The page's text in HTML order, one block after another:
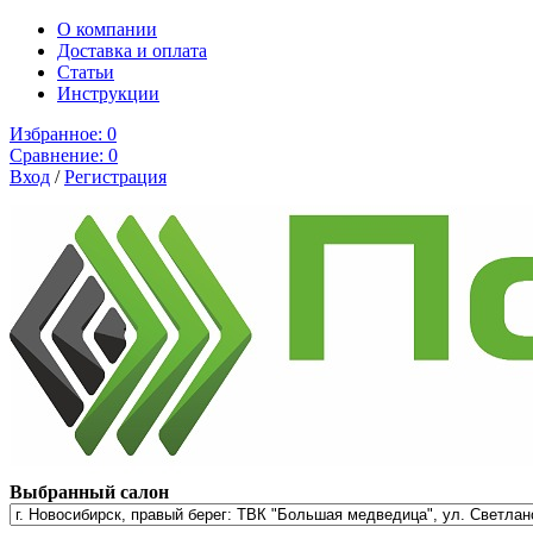
О компании
Доставка и оплата
Cтатьи
Инструкции
Избранное: 0
Сравнение: 0
Вход /Регистрация
Выбранный салон